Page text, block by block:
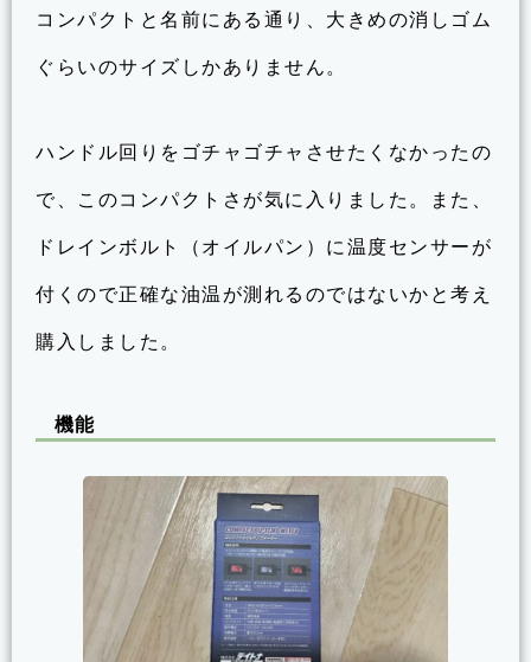
コンパクトと名前にある通り、大きめの消しゴム
ぐらいのサイズしかありません。
ハンドル回りをゴチャゴチャさせたくなかったの
で、このコンパクトさが気に入りました。また、
ドレインボルト（オイルパン）に温度センサーが
付くので正確な油温が測れるのではないかと考え
購入しました。
機能